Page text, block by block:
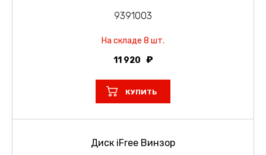
9391003
На складе 8 шт.
11 920
КУПИТЬ
Диск iFree Винзор